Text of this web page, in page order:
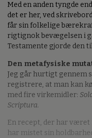
Med en anden tyngde
det er her, ved
får sin folkelige
rigtignok bevægelsen i
Testamente gjorde den
Den metafysiske
Jeg går hurtigt gennem
registrere, at man kan
med fire virkemidler:
Scriptura.
En recept, der har været
har mistet sin